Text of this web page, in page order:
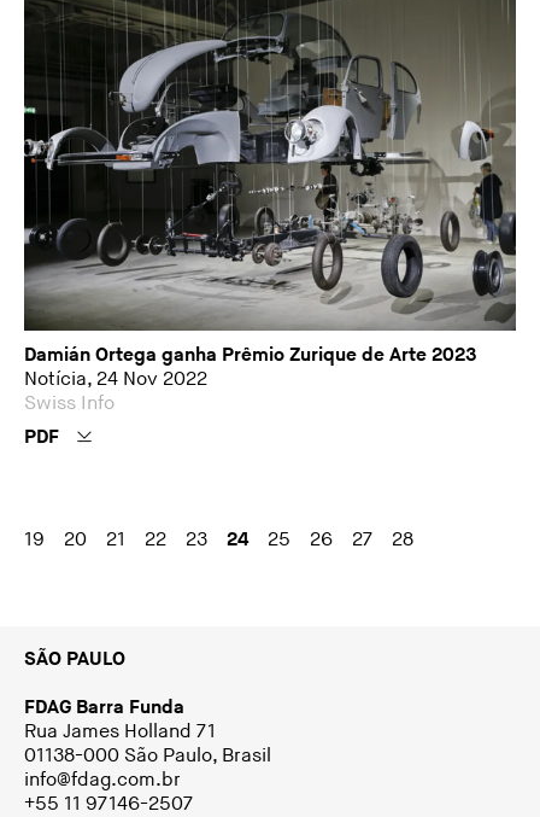
Damián Ortega ganha Prêmio Zurique de Arte 2023
Notícia, 24 Nov 2022
Swiss Info
PDF
19 20 21 22 23 24 25 26 27 28
SÃO PAULO
FDAG Barra Funda
Rua James Holland 71
01138-000 São Paulo, Brasil
info@fdag.com.br
+55 11 97146-2507